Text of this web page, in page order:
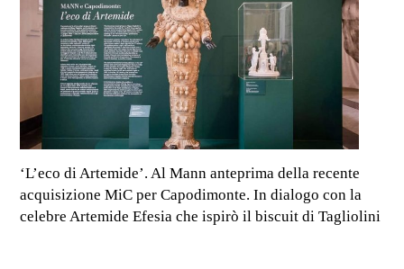
‘L’eco di Artemide’. Al Mann anteprima della recente
acquisizione MiC per Capodimonte. In dialogo con la
celebre Artemide Efesia che ispirò il biscuit di Tagliolini